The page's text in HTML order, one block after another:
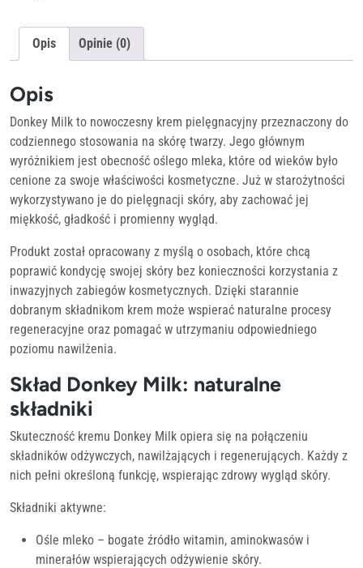
Opis Opinie (0)
Opis
Donkey Milk to nowoczesny krem pielęgnacyjny przeznaczony do
codziennego stosowania na skórę twarzy. Jego głównym
wyróżnikiem jest obecność oślego mleka, które od wieków było
cenione za swoje właściwości kosmetyczne. Już w starożytności
wykorzystywano je do pielęgnacji skóry, aby zachować jej
miękkość, gładkość i promienny wygląd.
Produkt został opracowany z myślą o osobach, które chcą
poprawić kondycję swojej skóry bez konieczności korzystania z
inwazyjnych zabiegów kosmetycznych. Dzięki starannie
dobranym składnikom krem może wspierać naturalne procesy
regeneracyjne oraz pomagać w utrzymaniu odpowiedniego
poziomu nawilżenia.
Skład Donkey Milk: naturalne
składniki
Skuteczność kremu Donkey Milk opiera się na połączeniu
składników odżywczych, nawilżających i regenerujących. Każdy z
nich pełni określoną funkcję, wspierając zdrowy wygląd skóry.
Składniki aktywne:
Ośle mleko – bogate źródło witamin, aminokwasów i
minerałów wspierających odżywienie skóry.